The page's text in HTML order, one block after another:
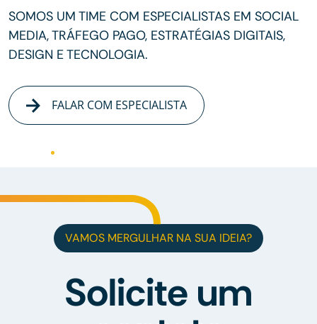
SOMOS UM TIME COM ESPECIALISTAS EM SOCIAL
MEDIA, TRÁFEGO PAGO, ESTRATÉGIAS DIGITAIS,
DESIGN E TECNOLOGIA.
FALAR COM ESPECIALISTA
VAMOS MERGULHAR NA SUA IDEIA?
Solicite um